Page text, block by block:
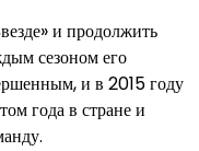
и продолжить
сезоном его
и в 2015 году
года в стране и